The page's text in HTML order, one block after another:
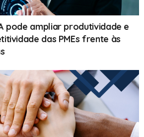
pode ampliar produtividade e
das PMEs frente às